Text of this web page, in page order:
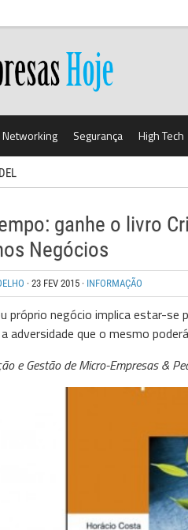
Networking Segurança High Tech
ganhe o livro
Negócios
· 23 FEV 2015 · INFORMAÇÃO
próprio negócio implica estar-
adversidade que o mesmo
e Gestão de Micro-Empresas &